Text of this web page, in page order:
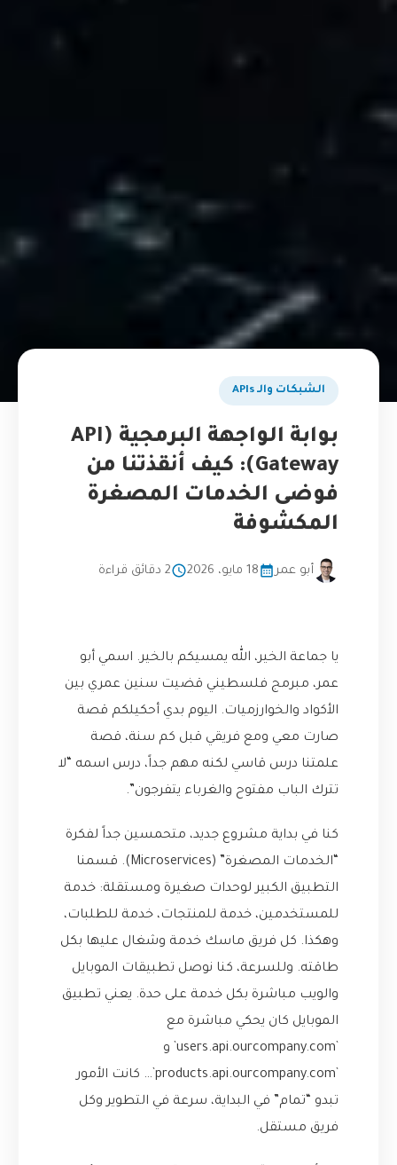
الشبكات والـ APIs
بوابة الواجهة البرمجية (API
Gateway): كيف أنقذتنا من
فوضى الخدمات المصغرة
المكشوفة
أبو عمر 18 مايو، 2026 2 دقائق قراءة
يا جماعة الخير، الله يمسيكم بالخير. اسمي أبو
عمر، مبرمج فلسطيني قضيت سنين عمري بين
الأكواد والخوارزميات. اليوم بدي أحكيلكم قصة
صارت معي ومع فريقي قبل كم سنة، قصة
علمتنا درس قاسي لكنه مهم جداً، درس اسمه “لا
تترك الباب مفتوح والغرباء يتفرجون”.
كنا في بداية مشروع جديد، متحمسين جداً لفكرة
“الخدمات المصغرة” (Microservices). قسمنا
التطبيق الكبير لوحدات صغيرة ومستقلة: خدمة
للمستخدمين، خدمة للمنتجات، خدمة للطلبات،
وهكذا. كل فريق ماسك خدمة وشغال عليها بكل
طاقته. وللسرعة، كنا نوصل تطبيقات الموبايل
والويب مباشرة بكل خدمة على حدة. يعني تطبيق
الموبايل كان يحكي مباشرة مع
`users.api.ourcompany.com` و
`products.api.ourcompany.com`… كانت الأمور
تبدو “تمام” في البداية، سرعة في التطوير وكل
فريق مستقل.